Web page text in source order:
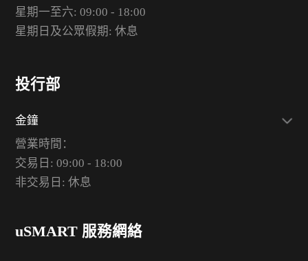
星期一至六: 09:00 - 18:00
星期日及公眾假期: 休息
投行部
金鐘
營業時間：
交易日: 09:00 - 18:00
非交易日: 休息
uSMART 服務網絡